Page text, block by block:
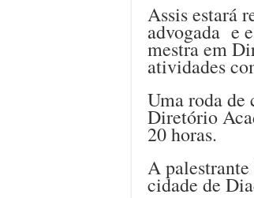
Assis estará
advogada e
mestra em
atividades
Uma roda de
Diretório
20 horas.
A
cidade de